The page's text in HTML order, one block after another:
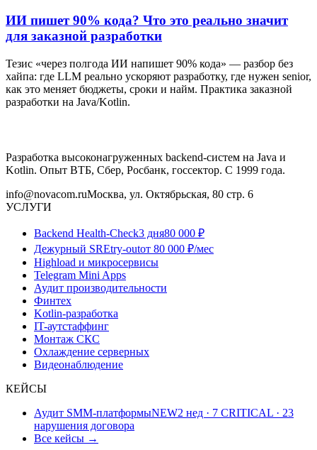
ИИ пишет 90% кода? Что это реально значит
для заказной разработки
Тезис «через полгода ИИ напишет 90% кода» — разбор без
хайпа: где LLM реально ускоряют разработку, где нужен senior,
как это меняет бюджеты, сроки и найм. Практика заказной
разработки на Java/Kotlin.
Разработка высоконагруженных backend-систем на Java и
Kotlin. Опыт ВТБ, Сбер, Росбанк, госсектор. С 1999 года.
info@novacom.ruМосква, ул. Октябрьская, 80 стр. 6
УСЛУГИ
Backend Health-Check3 дня80 000 ₽
Дежурный SREtry-outот 80 000 ₽/мес
Highload и микросервисы
Telegram Mini Apps
Аудит производительности
Финтех
Kotlin-разработка
IT-аутстаффинг
Монтаж СКС
Охлаждение серверных
Видеонаблюдение
КЕЙСЫ
Аудит SMM-платформыNEW2 нед · 7 CRITICAL · 23
нарушения договора
Все кейсы →